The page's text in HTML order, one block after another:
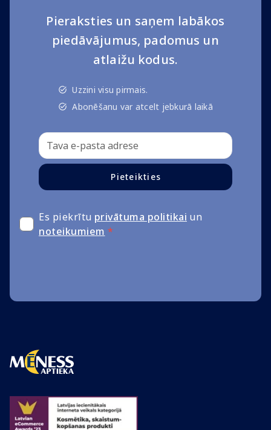
Pieraksties un saņem labākos
piedāvājumus, padomus un
atlaižu kodus.
Uzzini visu pirmais.
Abonēšanu var atcelt jebkurā laikā
Pieteikties
Es piekrītu privātuma politikai un
noteikumiem *